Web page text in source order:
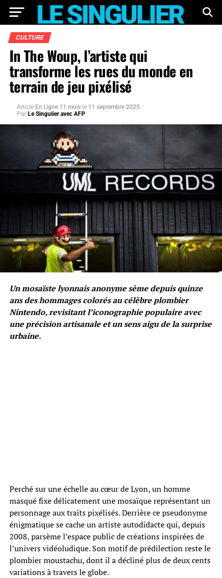
CULTURE
In The Woup, l’artiste qui
transforme les rues du monde en
terrain de jeu pixélisé
Article En Ligne 11 mois le 11 septembre 2025
Par Le Singulier avec AFP
Un mosaïste lyonnais anonyme sème depuis quinze
ans des hommages colorés au célèbre plombier
Nintendo, revisitant l’iconographie populaire avec
une précision artisanale et un sens aigu de la surprise
urbaine.
Perché sur une échelle au cœur de Lyon, un homme
masqué fixe délicatement une mosaïque représentant un
personnage aux traits pixélisés. Derrière ce pseudonyme
énigmatique se cache un artiste autodidacte qui, depuis
2008, parsème l’espace public de créations inspirées de
l’univers vidéoludique. Son motif de prédilection reste le
plombier moustachu, dont il a décliné plus de deux cents
variations à travers le globe.